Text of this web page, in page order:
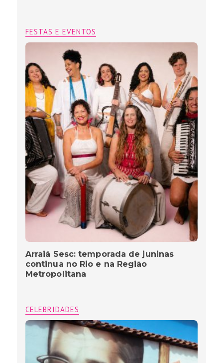
FESTAS E EVENTOS
Arraiá Sesc: temporada de juninas
continua no Rio e na Região
Metropolitana
CELEBRIDADES